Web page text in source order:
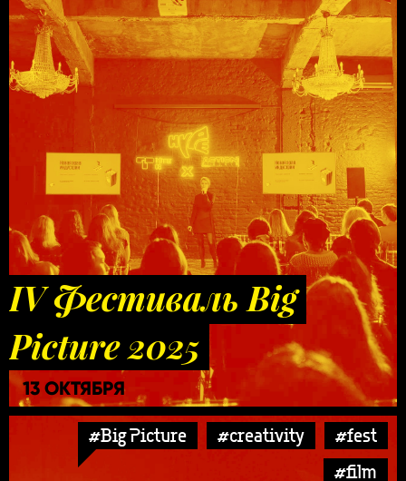
IV Фестиваль Big
Picture 2025
13 ОКТЯБРЯ
#Big Picture #creativity
#fest
#film